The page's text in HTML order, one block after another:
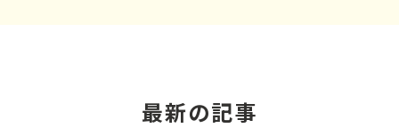
最新の記事